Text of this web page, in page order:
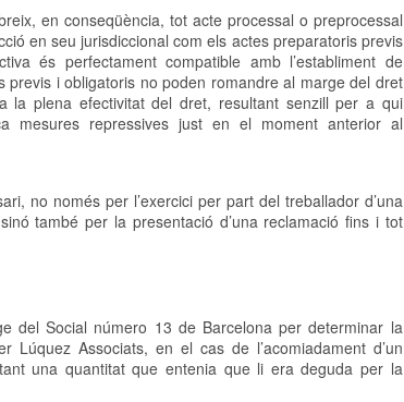
en conseqüència, tot acte processal o preprocessal
en seu jurisdiccional com els actes preparatoris previs
és perfectament compatible amb l’establiment de
previs i obligatoris no poden romandre al marge del dret
la plena efectivitat del dret, resultant senzill per a qui
mesures repressives just en el moment anterior al
no només per l’exercici per part del treballador d’una
també per la presentació d’una reclamació fins i tot
del Social número 13 de Barcelona per determinar la
Associats, en el cas de l’acomiadament d’un
una quantitat que entenia que li era deguda per la